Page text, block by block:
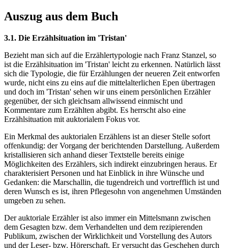
Auszug aus dem Buch
3.1. Die Erzählsituation im 'Tristan'
Bezieht man sich auf die Erzählertypologie nach Franz Stanzel, so
ist die Erzählsituation im 'Tristan' leicht zu erkennen. Natürlich lässt
sich die Typologie, die für Erzählungen der neueren Zeit entworfen
wurde, nicht eins zu eins auf die mittelalterlichen Epen übertragen
und doch im 'Tristan' sehen wir uns einem persönlichen Erzähler
gegenüber, der sich gleichsam allwissend einmischt und
Kommentare zum Erzählten abgibt. Es herrscht also eine
Erzählsituation mit auktorialem Fokus vor.
Ein Merkmal des auktorialen Erzählens ist an dieser Stelle sofort
offenkundig: der Vorgang der berichtenden Darstellung. Außerdem
kristallisieren sich anhand dieser Textstelle bereits einige
Möglichkeiten des Erzählers, sich indirekt einzubringen heraus. Er
charakterisiert Personen und hat Einblick in ihre Wünsche und
Gedanken: die Marschallin, die tugendreich und vortrefflich ist und
deren Wunsch es ist, ihren Pflegesohn von angenehmen Umständen
umgeben zu sehen.
Der auktoriale Erzähler ist also immer ein Mittelsmann zwischen
dem Gesagten bzw. dem Verhandelten und dem rezipierenden
Publikum, zwischen der Wirklichkeit und Vorstellung des Autors
und der Leser- bzw. Hörerschaft. Er versucht das Geschehen durch